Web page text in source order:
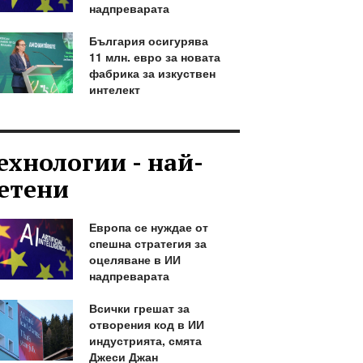
надпреварата
България осигурява
11 млн. евро за новата
фабрика за изкуствен
интелект
- най-
Европа се нуждае от
спешна стратегия за
оцеляване в ИИ
надпреварата
Всички грешат за
отворения код в ИИ
индустрията, смята
Джеси Джан